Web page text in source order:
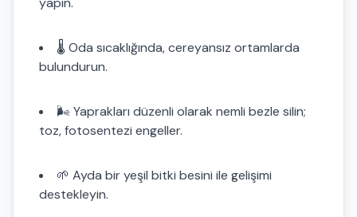
🌡️ Oda sıcaklığında, cereyansız ortamlarda
bulundurun.
🌬️ Yaprakları düzenli olarak nemli bezle silin;
toz, fotosentezi engeller.
🌱 Ayda bir yeşil bitki besini ile gelişimi
destekleyin.